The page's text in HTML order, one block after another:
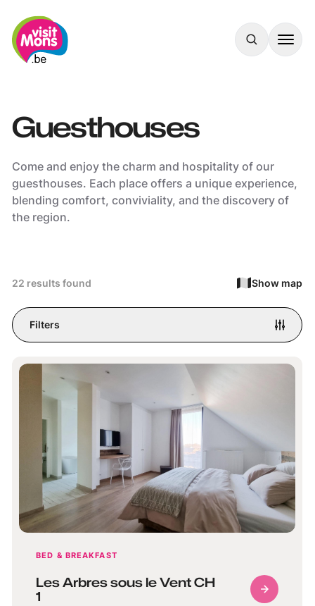
VisitMons Logo
Search
Guesthouses
Come and enjoy the charm and hospitality of our
guesthouses. Each place offers a unique experience,
blending comfort, conviviality, and the discovery of
the region.
22 results found Show map
Filters
BED & BREAKFAST
Les Arbres sous le Vent CH
1